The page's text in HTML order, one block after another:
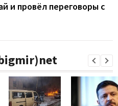
и провёл переговоры с